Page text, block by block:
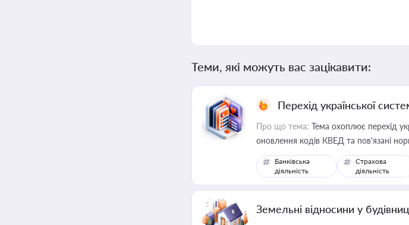
Теми, які можуть вас зацікавити:
Перехід української
Про що тема: Тема охоплює перехід
оновлення кодів КВЕД та пов'язані
Банківська
діяльність
Страхова
діяльність
Земельні відносини у